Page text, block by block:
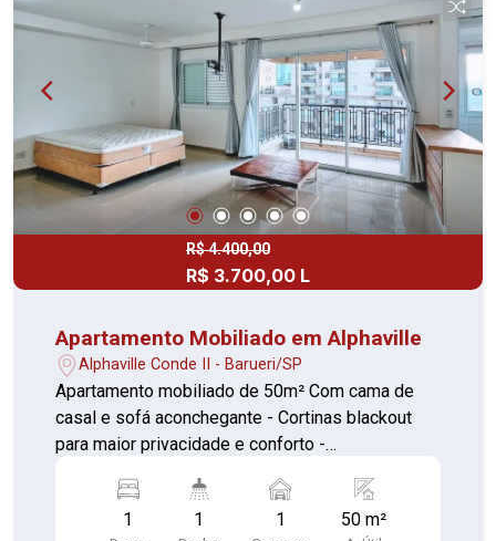
R$ 4.400,00
R$ 3.700,00 L
Apartamento Mobiliado em Alphaville
Alphaville Conde II - Barueri/SP
Apartamento mobiliado de 50m² Com cama de
casal e sofá aconchegante - Cortinas blackout
para maior privacidade e conforto -
geladeira 1 vaga de garagem O condomínio Alpha
Park oferece: - Piscina, academia e salão de
1 1 1 50 m²